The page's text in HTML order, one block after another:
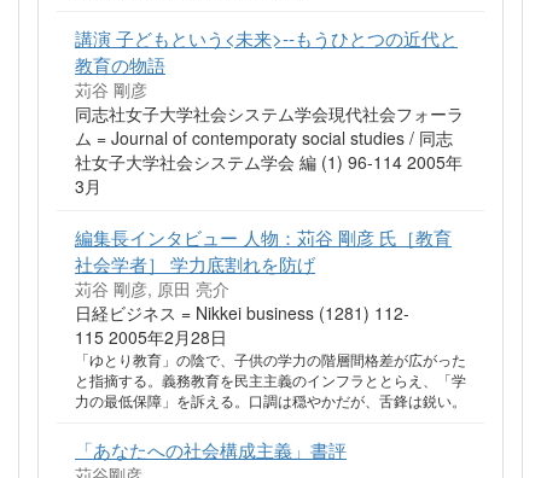
講演 子どもという<未来>--もうひとつの近代と
教育の物語
苅谷 剛彦
同志社女子大学社会システム学会現代社会フォーラ
ム = Journal of contemporaty social studies / 同志
社女子大学社会システム学会 編 (1) 96-114 2005年
3月
編集長インタビュー 人物：苅谷 剛彦 氏［教育
社会学者］ 学力底割れを防げ
苅谷 剛彦, 原田 亮介
日経ビジネス = Nikkei business (1281) 112-
115 2005年2月28日
「ゆとり教育」の陰で、子供の学力の階層間格差が広がった
と指摘する。義務教育を民主主義のインフラととらえ、「学
力の最低保障」を訴える。口調は穏やかだが、舌鋒は鋭い。
「あなたへの社会構成主義」書評